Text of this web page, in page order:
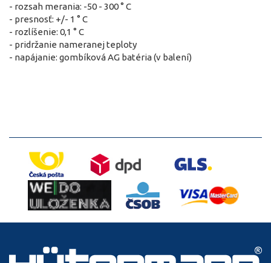
- rozsah merania: -50 - 300 ° C
- presnosť: +/- 1 ° C
- rozlíšenie: 0,1 ° C
- pridržanie nameranej teploty
- napájanie: gombíková AG batéria (v balení)